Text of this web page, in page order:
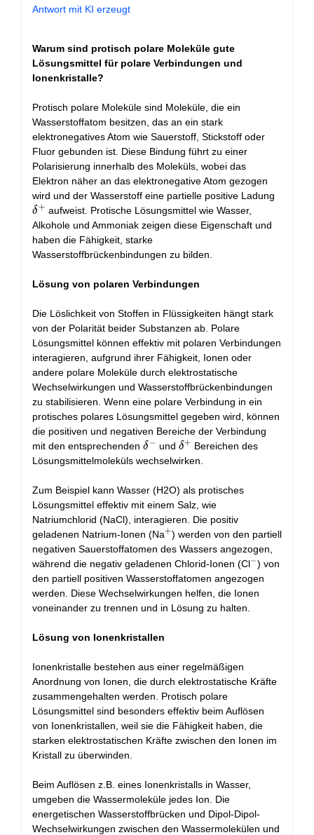
Antwort mit KI erzeugt
Warum sind protisch polare Moleküle gute
Lösungsmittel für polare Verbindungen und
Ionenkristalle?
Protisch polare Moleküle sind Moleküle, die ein
Wasserstoffatom besitzen, das an ein stark
elektronegatives Atom wie Sauerstoff, Stickstoff oder
Fluor gebunden ist. Diese Bindung führt zu einer
Polarisierung innerhalb des Moleküls, wobei das
Elektron näher an das elektronegative Atom gezogen
wird und der Wasserstoff eine partielle positive Ladung
δ+ aufweist. Protische Lösungsmittel wie Wasser,
Alkohole und Ammoniak zeigen diese Eigenschaft und
haben die Fähigkeit, starke
Wasserstoffbrückenbindungen zu bilden.
Lösung von polaren Verbindungen
Die Löslichkeit von Stoffen in Flüssigkeiten hängt stark
von der Polarität beider Substanzen ab. Polare
Lösungsmittel können effektiv mit polaren Verbindungen
interagieren, aufgrund ihrer Fähigkeit, Ionen oder
andere polare Moleküle durch elektrostatische
Wechselwirkungen und Wasserstoffbrückenbindungen
zu stabilisieren. Wenn eine polare Verbindung in ein
protisches polares Lösungsmittel gegeben wird, können
die positiven und negativen Bereiche der Verbindung
mit den entsprechenden \delta^-
δ − und \delta^+
δ+ Bereichen des
Lösungsmittelmoleküls wechselwirken.
Zum Beispiel kann Wasser (H2O) als protisches
Lösungsmittel effektiv mit einem Salz, wie
Natriumchlorid (NaCl), interagieren. Die positiv
geladenen Natrium-Ionen (Na^+
+) werden von den partiell
negativen Sauerstoffatomen des Wassers angezogen,
während die negativ geladenen Chlorid-Ionen (Cl^-
−) von
den partiell positiven Wasserstoffatomen angezogen
werden. Diese Wechselwirkungen helfen, die Ionen
voneinander zu trennen und in Lösung zu halten.
Lösung von Ionenkristallen
Ionenkristalle bestehen aus einer regelmäßigen
Anordnung von Ionen, die durch elektrostatische Kräfte
zusammengehalten werden. Protisch polare
Lösungsmittel sind besonders effektiv beim Auflösen
von Ionenkristallen, weil sie die Fähigkeit haben, die
starken elektrostatischen Kräfte zwischen den Ionen im
Kristall zu überwinden.
Beim Auflösen z.B. eines Ionenkristalls in Wasser,
umgeben die Wassermoleküle jedes Ion. Die
energetischen Wasserstoffbrücken und Dipol-Dipol-
Wechselwirkungen zwischen den Wassermolekülen und